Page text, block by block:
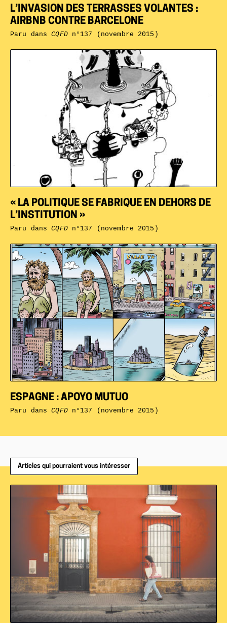
ESPAGNE : APOYO MUTUO
Paru dansCQFDn°137 (novembre 2015)
« LA POLITIQUE SE FABRIQUE EN DEHORS DE
L’INSTITUTION »
Paru dansCQFDn°137 (novembre 2015)
L’INVASION DES TERRASSES VOLANTES :
AIRBNB CONTRE BARCELONE
Paru dansCQFDn°137 (novembre 2015)
Articles qui pourraient vous intéresser